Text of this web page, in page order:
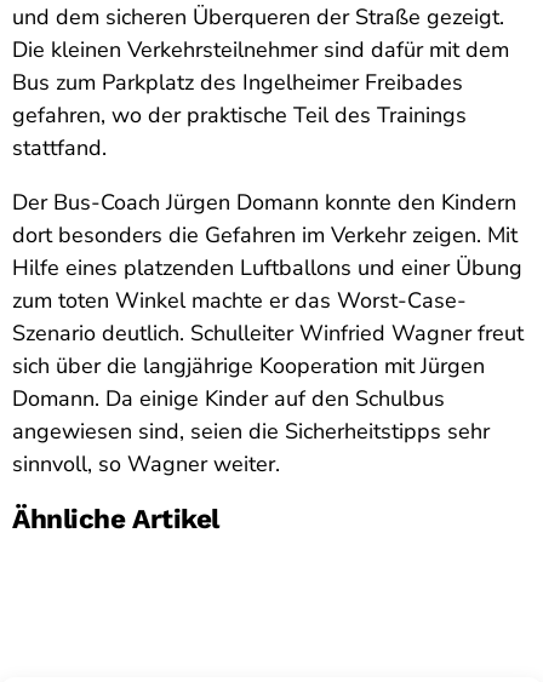
und dem sicheren Überqueren der Straße gezeigt.
Die kleinen Verkehrsteilnehmer sind dafür mit dem
Bus zum Parkplatz des Ingelheimer Freibades
gefahren, wo der praktische Teil des Trainings
stattfand.
Der Bus-Coach Jürgen Domann konnte den Kindern
dort besonders die Gefahren im Verkehr zeigen. Mit
Hilfe eines platzenden Luftballons und einer Übung
zum toten Winkel machte er das Worst-Case-
Szenario deutlich. Schulleiter Winfried Wagner freut
sich über die langjährige Kooperation mit Jürgen
Domann. Da einige Kinder auf den Schulbus
angewiesen sind, seien die Sicherheitstipps sehr
sinnvoll, so Wagner weiter.
Ähnliche Artikel